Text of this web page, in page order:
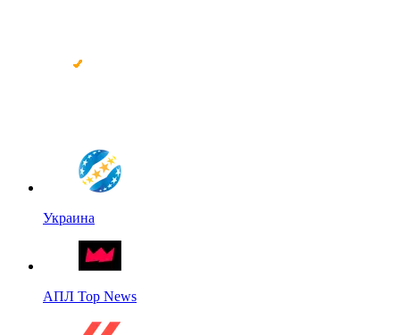
Украина
АПЛ Top News